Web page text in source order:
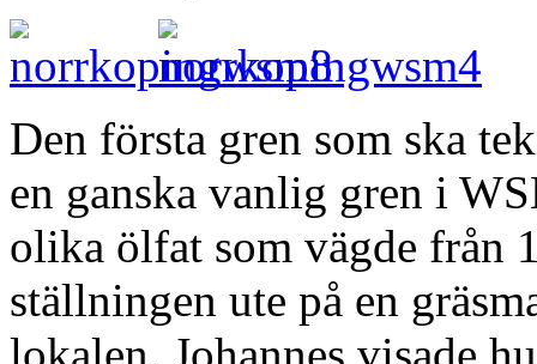
Den första gren som ska
en ganska vanlig gren i
olika ölfat som vägde från
ställningen ute på en
lokalen. Johannes visade